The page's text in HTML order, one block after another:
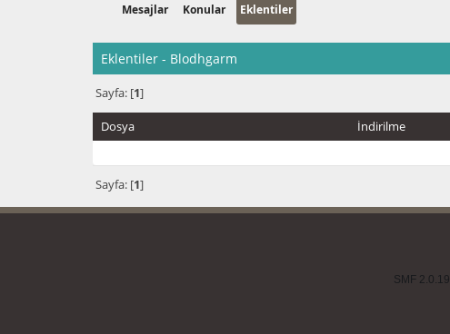
Mesajlar Konular Eklentiler
Eklentiler - Blodhgarm
Sayfa: [1]
Dosya İndirilme
Sayfa: [1]
SMF 2.0.19